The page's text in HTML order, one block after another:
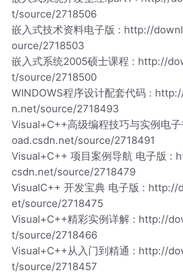
t/source/2718506
嵌入式技术资料电子版 : http://
ource/2718503
嵌入式系统2005硕士课程 : http://
t/source/2718500
WINDOWS程序设计配套代码 :
n.net/source/2718493
Visual+C++高级编程技巧与实例电
oad.csdn.net/source/2718491
Visual+C++ 项目案例导航 电子版 :
csdn.net/source/2718479
VisualC++ 开发宝典 电子版 : http://
et/source/2718475
Visual+C++精彩实例详解 : http://
t/source/2718466
Visual+C++从入门到精通 : http://
t/source/2718457